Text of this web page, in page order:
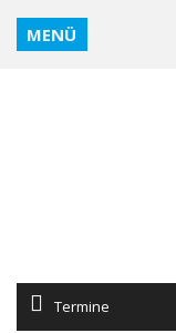
MENÜ
Termine